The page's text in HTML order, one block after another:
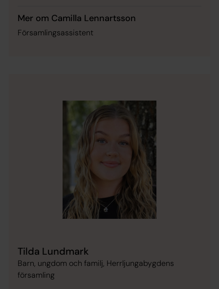
Mer om Camilla Lennartsson
Församlingsassistent
Tilda Lundmark
Barn, ungdom och familj, Herrljungabygdens
församling